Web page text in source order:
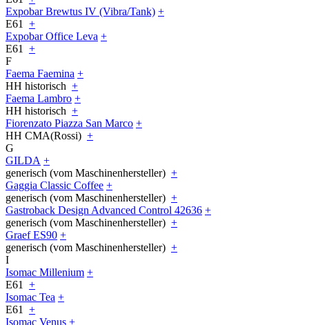
Expobar Brewtus IV (Vibra/Tank) +
E61 +
Expobar Office Leva +
E61 +
F
Faema Faemina +
HH historisch +
Faema Lambro +
HH historisch +
Fiorenzato Piazza San Marco +
HH CMA(Rossi) +
G
GILDA +
generisch (vom Maschinenhersteller) +
Gaggia Classic Coffee +
generisch (vom Maschinenhersteller) +
Gastroback Design Advanced Control 42636 +
generisch (vom Maschinenhersteller) +
Graef ES90 +
generisch (vom Maschinenhersteller) +
I
Isomac Millenium +
E61 +
Isomac Tea +
E61 +
Isomac Venus +